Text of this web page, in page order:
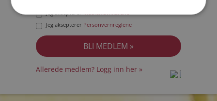
Jeg akseptererMedlemsvilkårene
Jeg aksepterer Personvernreglene
Allerede medlem? Logg inn her »